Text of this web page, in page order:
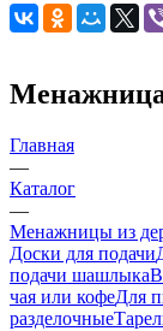
Менажница
Главная
—
Каталог
—
Менажницы из
Доски для подачи
подачи шашлыка
чая или кофеДля
разделочные